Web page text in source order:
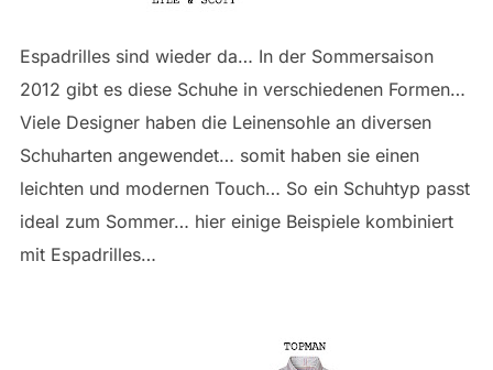
Espadrilles sind wieder da… In der Sommersaison
2012 gibt es diese Schuhe in verschiedenen Formen…
Viele Designer haben die Leinensohle an diversen
Schuharten angewendet… somit haben sie einen
leichten und modernen Touch… So ein Schuhtyp passt
ideal zum Sommer… hier einige Beispiele kombiniert
mit Espadrilles…